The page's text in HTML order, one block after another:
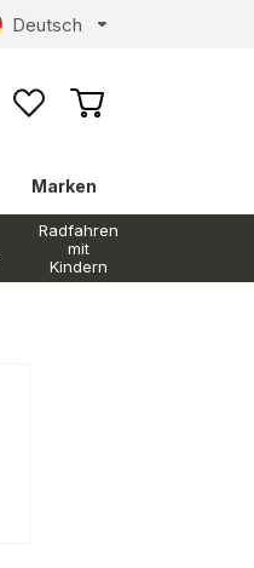
Deutsch
Marken
Radfahren
mit
Kindern